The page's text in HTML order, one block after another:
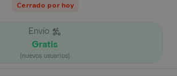
Cerrado por hoy
Envío
Gratis
(nuevos usuarios)